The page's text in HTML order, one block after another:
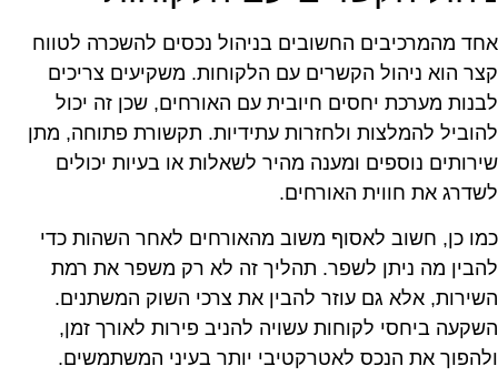
מהמרכיבים החשובים בניהול נכסים להשכרה לטווח
הוא ניהול הקשרים עם הלקוחות. משקיעים צריכים
מערכת יחסים חיובית עם האורחים, שכן זה יכול
להמלצות ולחזרות עתידיות. תקשורת פתוחה, מתן
נוספים ומענה מהיר לשאלות או בעיות יכולים
את חווית האורחים.
כן, חשוב לאסוף משוב מהאורחים לאחר השהות כדי
מה ניתן לשפר. תהליך זה לא רק משפר את רמת
אלא גם עוזר להבין את צרכי השוק המשתנים.
ביחסי לקוחות עשויה להניב פירות לאורך זמן,
את הנכס לאטרקטיבי יותר בעיני המשתמשים.